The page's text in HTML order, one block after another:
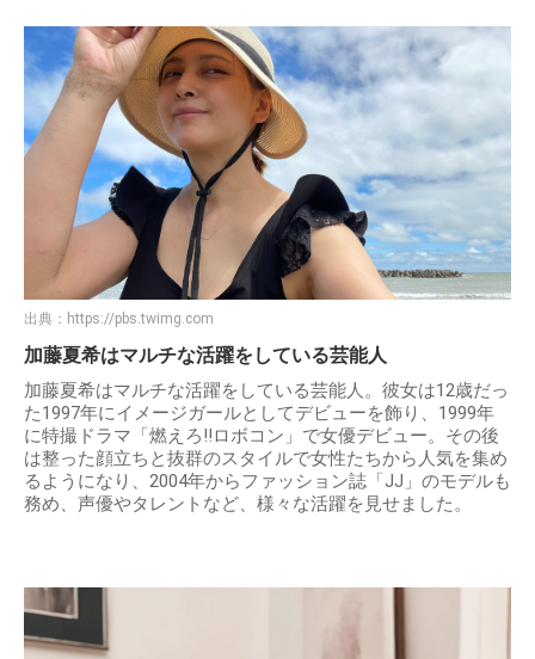
出典： https://pbs.twimg.com
加藤夏希はマルチな活躍をしている芸能人
加藤夏希はマルチな活躍をしている芸能人。彼女は12歳だっ
た1997年にイメージガールとしてデビューを飾り、1999年
に特撮ドラマ「燃えろ!!ロボコン」で女優デビュー。その後
は整った顔立ちと抜群のスタイルで女性たちから人気を集め
るようになり、2004年からファッション誌「JJ」のモデルも
務め、声優やタレントなど、様々な活躍を見せました。